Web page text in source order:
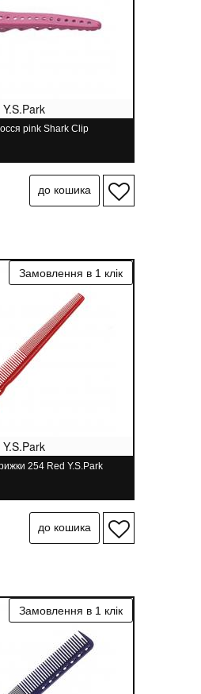
Y.S.Park
pink Shark Clip
Y.S.Park
254 Red Y.S.Park